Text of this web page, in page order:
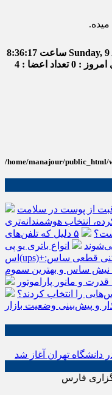
Sunday, ساعت 8:36:18
: 0
تعداد اعضا : 4
/home/manajour/public_html/
از پوست در سلامت
انتخاب هوشمندانه‌تری
۵ دلیل که تلفن‌های IP سیسکو باعث
انواع باتری یو پی
قطعی ساس:
نیش ساس و بهترین سموم
قدرت و مانور پاراموتور
فارس